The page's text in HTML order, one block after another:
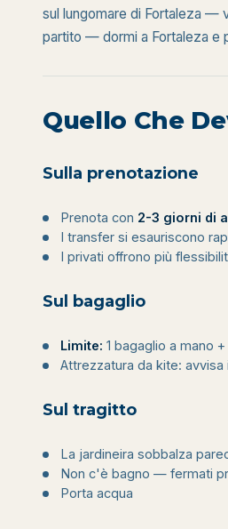
sul lungomare di Fortaleza —
partito — dormi a Fortaleza e
Quello Che
Sulla prenotazione
Prenota con 2-3 giorni di
I transfer si esauriscono
I privati offrono più
Sul bagaglio
Limite: 1 bagaglio a mano +
Attrezzatura da kite: avvisa
Sul tragitto
La jardineira sobbalza
Non c'è bagno — fermati
Porta acqua